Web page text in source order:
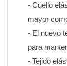
- Cuello
mayor
- El nuevo
para
- Tejido